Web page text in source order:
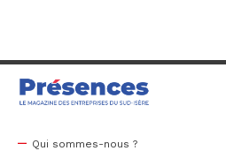
Qui sommes-nous ?